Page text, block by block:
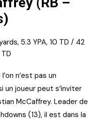
5.3 YPA, 10 TD / 42
n’est pas un
un joueur peut s’inviter
McCaffrey. Leader de
(13), il est dans la